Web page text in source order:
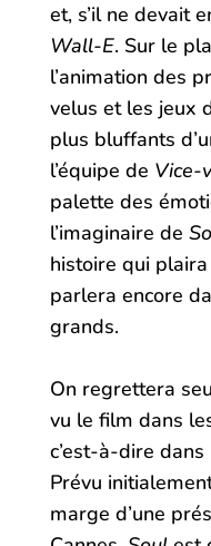
et, s’il ne devait
Wall-E. Sur le
l’animation des
velus et les jeux
plus bluffants
l’équipe de Vice-
palette des
l’imaginaire de
histoire qui
parlera encore
grands.
On regrettera
vu le film dans
c’est-à-dire
Prévu
marge d’une